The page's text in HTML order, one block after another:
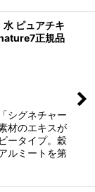
ピュアチキ
正規品
シグネチャー
材のエキスが
ータイプ。穀
ルミートを第